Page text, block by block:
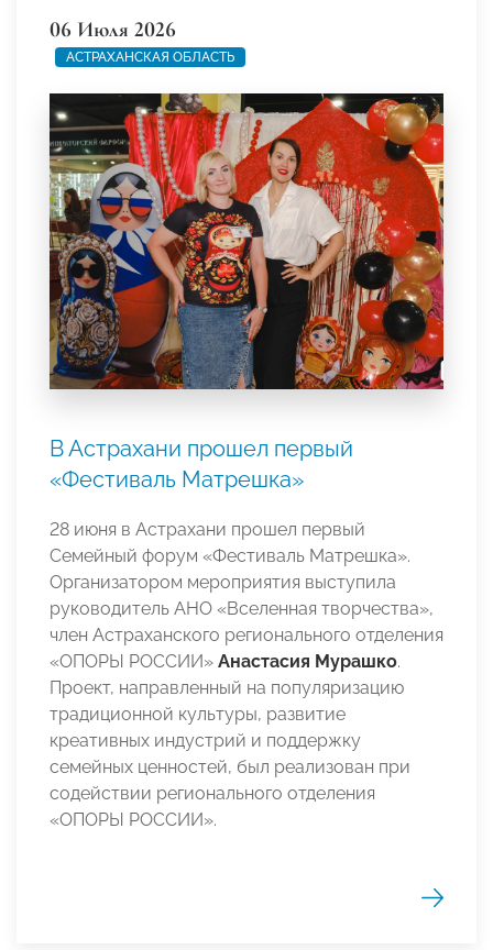
06 Июля 2026
АСТРАХАНСКАЯ ОБЛАСТЬ
В Астрахани прошел первый
«Фестиваль Матрешка»
28 июня в Астрахани прошел первый
Семейный форум «Фестиваль Матрешка».
Организатором мероприятия выступила
руководитель АНО «Вселенная творчества»,
член Астраханского регионального отделения
«ОПОРЫ РОССИИ» Анастасия Мурашко.
Проект, направленный на популяризацию
традиционной культуры, развитие
креативных индустрий и поддержку
семейных ценностей, был реализован при
содействии регионального отделения
«ОПОРЫ РОССИИ».